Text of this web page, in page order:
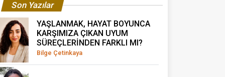
Son Yazılar
YAŞLANMAK, HAYAT BOYUNCA
KARŞIMIZA ÇIKAN UYUM
SÜREÇLERİNDEN FARKLI MI?
Bilge Çetinkaya